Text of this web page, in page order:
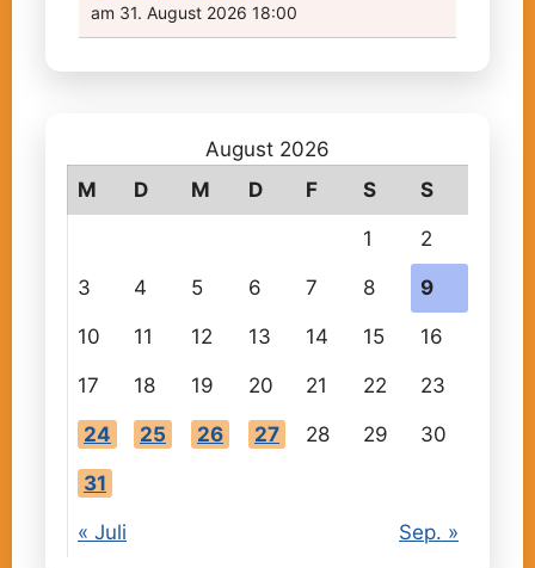
am 31. August 2026 18:00
August 2026
M
D M D F S S
1 2
3 4 5 6 7 8 9
10 11 12 13 14 15 16
17 18 19 20 21 22 23
24 25 26 27 28 29 30
31
« Juli Sep. »